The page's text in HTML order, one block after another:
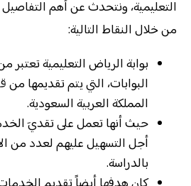
التعليمية، ونتحدث عن أهم
من خلال النقاط التالية:
بوابة الرياض التعليمية تعتبر
البوابات، التي يتم تقديمها من
المملكة العربية السعودية.
حيث أنها تعمل على تقديَ
أجل التسهيل عليهم لعدد من
بالدراسة.